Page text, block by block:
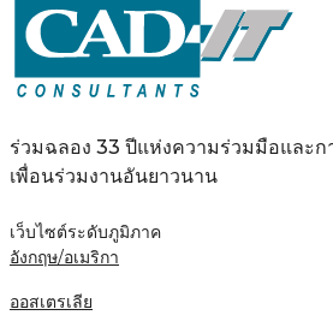
ร่วมฉลอง 33 ปีแห่งความร่วมมือและ
เพื่อนร่วมงานอันยาวนาน
เว็บไซต์ระดับภูมิภาค
อังกฤษ/อเมริกา
ออสเตรเลีย